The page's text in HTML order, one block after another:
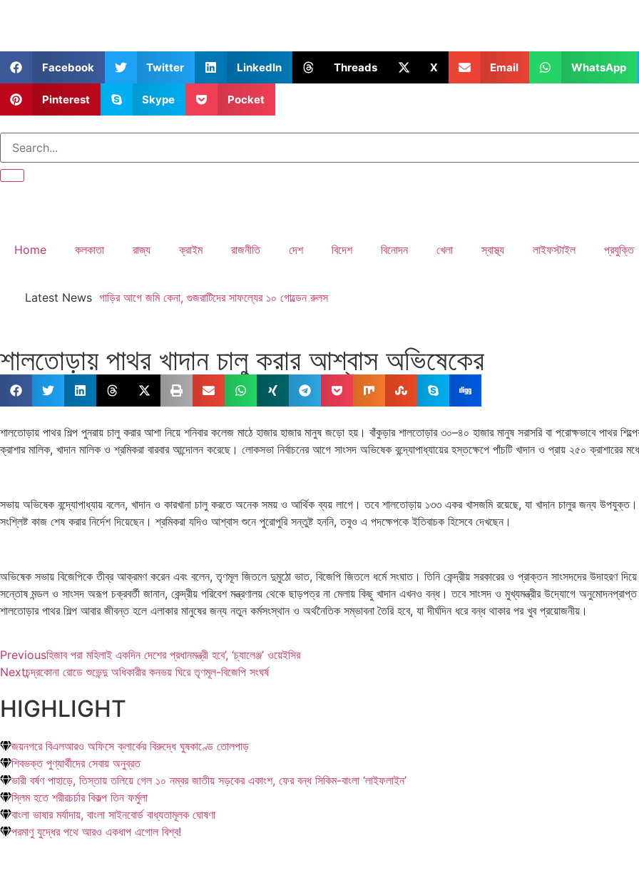
Facebook Twitter LinkedIn Threads X Email WhatsApp
Pinterest Skype Pocket
Home কলকাতা রাজ্য ক্রাইম রাজনীতি দেশ বিদেশ বিনোদন খেলা স্বাস্থ্য লাইফস্টাইল প্রযুক্তি
Latest News গাড়ির আগে জমি কেনা, গুজরাটিদের সাফল্যের ১০ গোল্ডেন রুলস
শালতোড়ায় পাথর খাদান চালু করার আশ্বাস অভিষেকের
শালতোড়ায় পাথর শিল্প পুনরায় চালু করার আশা নিয়ে শনিবার কলেজ মাঠে হাজার হাজার মানুষ জড়ো হয়। বাঁকুড়ার শালতোড়ার ৩০–৪০ হাজার মানুষ সরাসরি বা পরোক্ষভাবে পাথর
ক্রাশার মালিক, খাদান মালিক ও শ্রমিকরা বারবার আন্দোলন করেছে। লোকসভা নির্বাচনের আগে সাংসদ অভিষেক বন্দ্যোপাধ্যায়ের হস্তক্ষেপে পাঁচটি খাদান ও প্রায় ২৫০
সভায় অভিষেক বন্দ্যোপাধ্যায় বলেন, খাদান ও কারখানা চালু করতে অনেক সময় ও আর্থিক ব্যয় লাগে। তবে শালতোড়ায় ১৩৩ একর খাসজমি রয়েছে, যা খাদান চালুর জন্য উপযুক্ত।
সংশ্লিষ্ট কাজ শেষ করার নির্দেশ দিয়েছেন। শ্রমিকরা যদিও আশ্বাস শুনে পুরোপুরি সন্তুষ্ট হননি, তবুও এ পদক্ষেপকে ইতিবাচক হিসেবে দেখছেন।
অভিষেক সভায় বিজেপিকে তীব্র আক্রমণ করেন এবং বলেন, তৃণমূল জিতলে দুমুঠো ভাত, বিজেপি জিতলে ধর্মে সংঘাত। তিনি কেন্দ্রীয় সরকারের ও প্রাক্তন সাংসদদের উদাহরণ
সন্তোষ মন্ডল ও সাংসদ অরূপ চক্রবর্তী জানান, কেন্দ্রীয় পরিবেশ মন্ত্রণালয় থেকে ছাড়পত্র না মেলায় কিছু খাদান এখনও বন্ধ। তবে সাংসদ ও মুখ্যমন্ত্রীর উদ্যোগে
শালতোড়ার পাথর শিল্প আবার জীবন্ত হলে এলাকার মানুষের জন্য নতুন কর্মসংস্থান ও অর্থনৈতিক সম্ভাবনা তৈরি হবে, যা দীর্ঘদিন ধরে বন্ধ থাকার পর খুব প্রয়োজনীয়।
Previousহিজাব পরা মহিলাই একদিন দেশের প্রধানমন্ত্রী হবে’, ‘চ্যালেঞ্জ’ ওয়েইসির
Nextচন্দ্রকোনা রোডে শুভেন্দু অধিকারীর কনভয় ঘিরে তৃণমূল-বিজেপি সংঘর্ষ
HIGHLIGHT
জয়নগরে বিএলআরও অফিসে ক্লার্কের বিরুদ্ধে ঘুষকাণ্ডে তোলপাড়
শিবভক্ত পুণ্যার্থীদের সেবায় অনুব্রত
ভারী বর্ষণ পাহাড়ে, তিস্তায় তলিয়ে গেল ১০ নম্বর জাতীয় সড়কের একাংশ, ফের বন্ধ সিকিম-বাংলা ‘লাইফলাইন’
স্লিম হতে শরীরচর্চার বিকল্প তিন ফর্মুলা
বাংলা ভাষার মর্যাদায়, বাংলা সাইনবোর্ড বাধ্যতামূলক ঘোষণা
পরমাণু যুদ্ধের পথে আরও একধাপ এগোল বিশ্ব!